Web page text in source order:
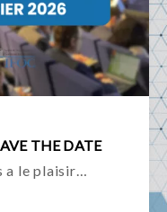
THE DATE
a le plaisir…